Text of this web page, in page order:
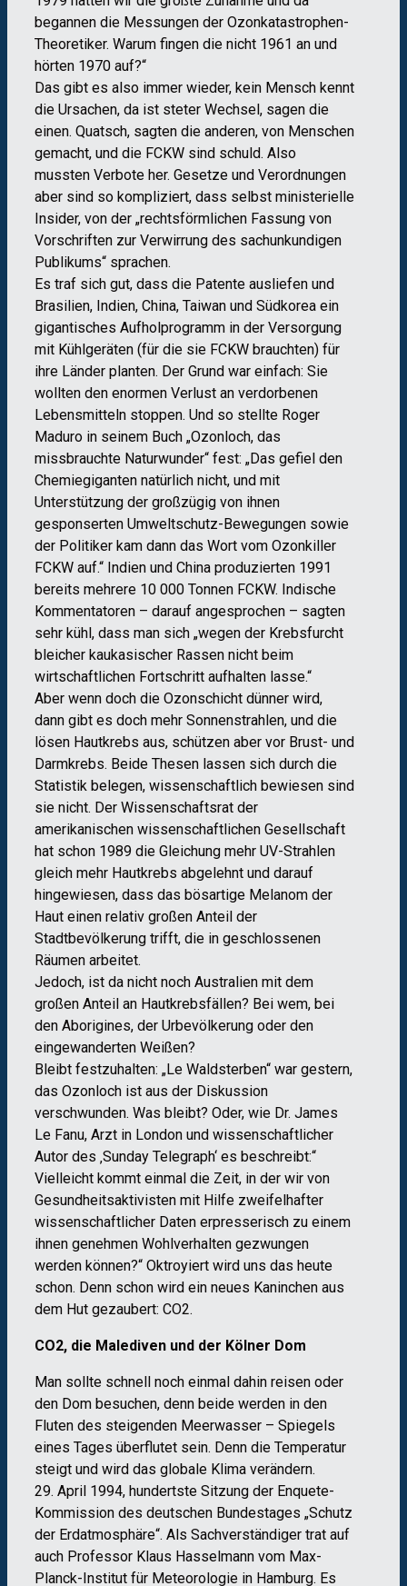
begannen die Messungen der Ozonkatastrophen-
Theoretiker. Warum fingen die nicht 1961 an und
hörten 1970 auf?“
Das gibt es also immer wieder, kein Mensch kennt
die Ursachen, da ist steter Wechsel, sagen die
einen. Quatsch, sagten die anderen, von Menschen
gemacht, und die FCKW sind schuld. Also
mussten Verbote her. Gesetze und Verordnungen
aber sind so kompliziert, dass selbst ministerielle
Insider, von der „rechtsförmlichen Fassung von
Vorschriften zur Verwirrung des sachunkundigen
Publikums“ sprachen.
Es traf sich gut, dass die Patente ausliefen und
Brasilien, Indien, China, Taiwan und Südkorea ein
gigantisches Aufholprogramm in der Versorgung
mit Kühlgeräten (für die sie FCKW brauchten) für
ihre Länder planten. Der Grund war einfach: Sie
wollten den enormen Verlust an verdorbenen
Lebensmitteln stoppen. Und so stellte Roger
Maduro in seinem Buch „Ozonloch, das
missbrauchte Naturwunder“ fest: „Das gefiel den
Chemiegiganten natürlich nicht, und mit
Unterstützung der großzügig von ihnen
gesponserten Umweltschutz-Bewegungen sowie
der Politiker kam dann das Wort vom Ozonkiller
FCKW auf.“ Indien und China produzierten 1991
bereits mehrere 10 000 Tonnen FCKW. Indische
Kommentatoren – darauf angesprochen – sagten
sehr kühl, dass man sich „wegen der Krebsfurcht
bleicher kaukasischer Rassen nicht beim
wirtschaftlichen Fortschritt aufhalten lasse.“
Aber wenn doch die Ozonschicht dünner wird,
dann gibt es doch mehr Sonnenstrahlen, und die
lösen Hautkrebs aus, schützen aber vor Brust- und
Darmkrebs. Beide Thesen lassen sich durch die
Statistik belegen, wissenschaftlich bewiesen sind
sie nicht. Der Wissenschaftsrat der
amerikanischen wissenschaftlichen Gesellschaft
hat schon 1989 die Gleichung mehr UV-Strahlen
gleich mehr Hautkrebs abgelehnt und darauf
hingewiesen, dass das bösartige Melanom der
Haut einen relativ großen Anteil der
Stadtbevölkerung trifft, die in geschlossenen
Räumen arbeitet.
Jedoch, ist da nicht noch Australien mit dem
großen Anteil an Hautkrebsfällen? Bei wem, bei
den Aborigines, der Urbevölkerung oder den
eingewanderten Weißen?
Bleibt festzuhalten: „Le Waldsterben“ war gestern,
das Ozonloch ist aus der Diskussion
verschwunden. Was bleibt? Oder, wie Dr. James
Le Fanu, Arzt in London und wissenschaftlicher
Autor des ‚Sunday Telegraph‘ es beschreibt:“
Vielleicht kommt einmal die Zeit, in der wir von
Gesundheitsaktivisten mit Hilfe zweifelhafter
wissenschaftlicher Daten erpresserisch zu einem
ihnen genehmen Wohlverhalten gezwungen
werden können?“ Oktroyiert wird uns das heute
schon. Denn schon wird ein neues Kaninchen aus
dem Hut gezaubert: CO2.
CO2, die Malediven und der Kölner Dom
Man sollte schnell noch einmal dahin reisen oder
den Dom besuchen, denn beide werden in den
Fluten des steigenden Meerwasser – Spiegels
eines Tages überflutet sein. Denn die Temperatur
steigt und wird das globale Klima verändern.
29. April 1994, hundertste Sitzung der Enquete-
Kommission des deutschen Bundestages „Schutz
der Erdatmosphäre“. Als Sachverständiger trat auf
auch Professor Klaus Hasselmann vom Max-
Planck-Institut für Meteorologie in Hamburg. Es